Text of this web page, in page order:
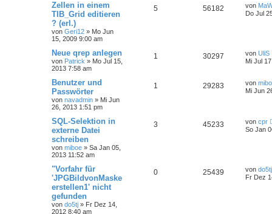
Zellen in einem
TIB_Grid editieren
? (erl.)
von Geri12 » Mo Jun
15, 2009 9:00 am
5 56182 von
Do Jul
Neue qrep anlegen
von Patrick » Mo Jul 15,
2013 7:58 am
1 30297 von UliS
Mi Jul
Benutzer und
Passwörter
von navadmin » Mi Jun
26, 2013 1:51 pm
1 29283 von
Mi Jun
SQL-Selektion in
externe Datei
schreiben
von miboe » Sa Jan 05,
2013 11:52 am
3 45233 von cpr
So Jan
"Vorfahr für
'JPGBildvonMaske
erstellen1' nicht
gefunden
von do5tj » Fr Dez 14,
2012 8:40 am
0 25439 von do5tj
Fr Dez